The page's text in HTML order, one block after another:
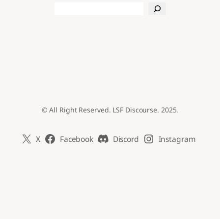
© All Right Reserved. LSF Discourse. 2025.
X Facebook Discord Instagram